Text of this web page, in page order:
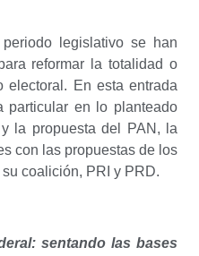
legislativo se han
reformar la totalidad o
electoral. En esta entrada
particular en lo planteado
la propuesta del PAN, la
con las propuestas de los
coalición, PRI y PRD.
sentando las bases